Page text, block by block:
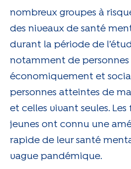
nombreux groupes à
des niveaux de santé
durant la période de
notamment de personnes
économiquement et
personnes atteintes de
et celles vivant seules. Les
jeunes ont connu une
rapide de leur santé
vague pandémique.